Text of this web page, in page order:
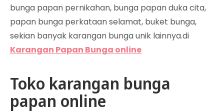
bunga papan pernikahan, bunga papan duka cita,
papan bunga perkataan selamat, buket bunga,
sekian banyak karangan bunga unik lainnya.di
Karangan Papan Bunga online
Toko karangan bunga
papan online